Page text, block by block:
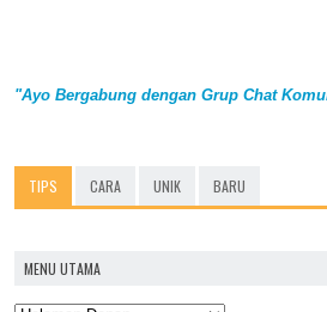
"Ayo Bergabung dengan Grup Chat
TIPS CARA UNIK BARU
MENU UTAMA